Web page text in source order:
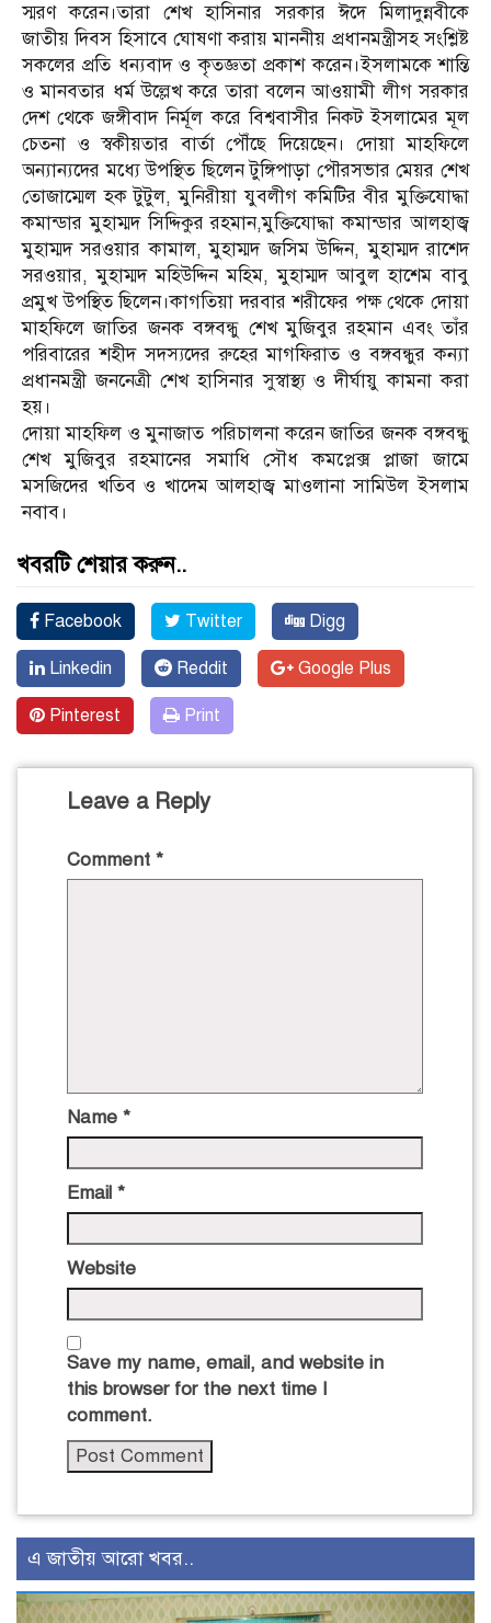
স্মরণ করেন।তারা শেখ হাসিনার সরকার ঈদে মিলাদুন্নবীকে
জাতীয় দিবস হিসাবে ঘোষণা করায় মাননীয় প্রধানমন্ত্রীসহ সংশ্লিষ্ট
সকলের প্রতি ধন্যবাদ ও কৃতজ্ঞতা প্রকাশ করেন।ইসলামকে শান্তি
ও মানবতার ধর্ম উল্লেখ করে তারা বলেন আওয়ামী লীগ সরকার
দেশ থেকে জঙ্গীবাদ নির্মূল করে বিশ্ববাসীর নিকট ইসলামের মূল
চেতনা ও স্বকীয়তার বার্তা পৌঁছে দিয়েছেন। দোয়া মাহফিলে
অন্যান্যদের মধ্যে উপস্থিত ছিলেন টুঙ্গিপাড়া পৌরসভার মেয়র শেখ
তোজাম্মেল হক টুটুল, মুনিরীয়া যুবলীগ কমিটির বীর মুক্তিযোদ্ধা
কমান্ডার মুহাম্মদ সিদ্দিকুর রহমান,মুক্তিযোদ্ধা কমান্ডার আলহাজ্ব
মুহাম্মদ সরওয়ার কামাল, মুহাম্মদ জসিম উদ্দিন, মুহাম্মদ রাশেদ
সরওয়ার, মুহাম্মদ মহিউদ্দিন মহিম, মুহাম্মদ আবুল হাশেম বাবু
প্রমুখ উপস্থিত ছিলেন।কাগতিয়া দরবার শরীফের পক্ষ থেকে দোয়া
মাহফিলে জাতির জনক বঙ্গবন্ধু শেখ মুজিবুর রহমান এবং তাঁর
পরিবারের শহীদ সদস্যদের রুহের মাগফিরাত ও বঙ্গবন্ধুর কন্যা
প্রধানমন্ত্রী জননেত্রী শেখ হাসিনার সুস্বাস্থ্য ও দীর্ঘায়ু কামনা করা
হয়।
দোয়া মাহফিল ও মুনাজাত পরিচালনা করেন জাতির জনক বঙ্গবন্ধু
শেখ মুজিবুর রহমানের সমাধি সৌধ কমপ্লেক্স প্লাজা জামে
মসজিদের খতিব ও খাদেম আলহাজ্ব মাওলানা সামিউল ইসলাম
নবাব।
খবরটি শেয়ার করুন..
Facebook Twitter Digg
Linkedin Reddit Google Plus
Pinterest Print
Leave a Reply
Comment *
Name *
Email *
Website
Save my name, email, and website in
this browser for the next time I
comment.
এ জাতীয় আরো খবর..